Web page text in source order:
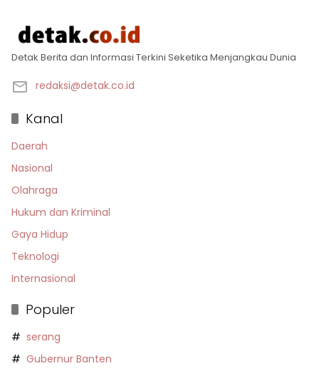
Detak Berita dan Informasi Terkini Seketika Menjangkau Dunia
redaksi@detak.co.id
Kanal
Daerah
Nasional
Olahraga
Hukum dan Kriminal
Gaya Hidup
Teknologi
Internasional
Populer
serang
Gubernur Banten